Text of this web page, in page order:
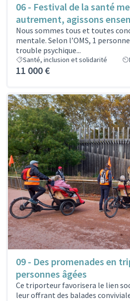
06 - Festival de la santé
autrement, agissons
Nous sommes tous et toutes
mentale. Selon l’OMS, 1
trouble psychique...
Santé, inclusion et solidarité
11 000 €
09 - Des promenades en
personnes âgées
Ce triporteur favorisera le lien
leur offrant des balades